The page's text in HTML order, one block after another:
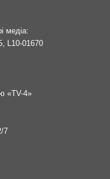
медіа:
L10-01670
«TV-4»
7